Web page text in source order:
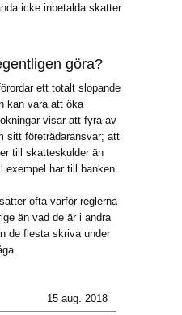
icke inbetalda skatter
göra?
ett totalt slopande
kan vara att öka
visar att fyra av
sitt företrädaransvar; att
till skatteskulder än
exempel har till banken.
ofta varför reglerna
än vad de är i andra
de flesta skriva under
15 aug. 2018